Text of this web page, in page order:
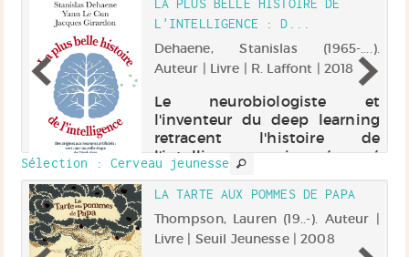
LA PLUS BELLE HISTOIRE DE
L'INTELLIGENCE : D...
Dehaene, Stanislas (1965-....).
Auteur | Livre | R. Laffont | 2018
Le neurobiologiste et
l'inventeur du deep learning
retracent l'histoire de
l'intelligence, qui a émergé
dans la nuit des temps, s'est
développée au fil de
l'évolution et s'est magnifiée
avec l'espèce humaine. Ils
s'interrogent sur...
Sélection : Cerveau jeunesse
LA TARTE AUX POMMES DE PAPA
Thompson, Lauren (19..-). Auteur |
Livre | Seuil Jeunesse | 2008